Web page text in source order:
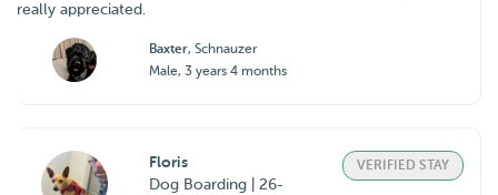
really appreciated.
Baxter, Schnauzer
Male, 3 years 4 months
Floris
Dog Boarding | 26-
VERIFIED STAY